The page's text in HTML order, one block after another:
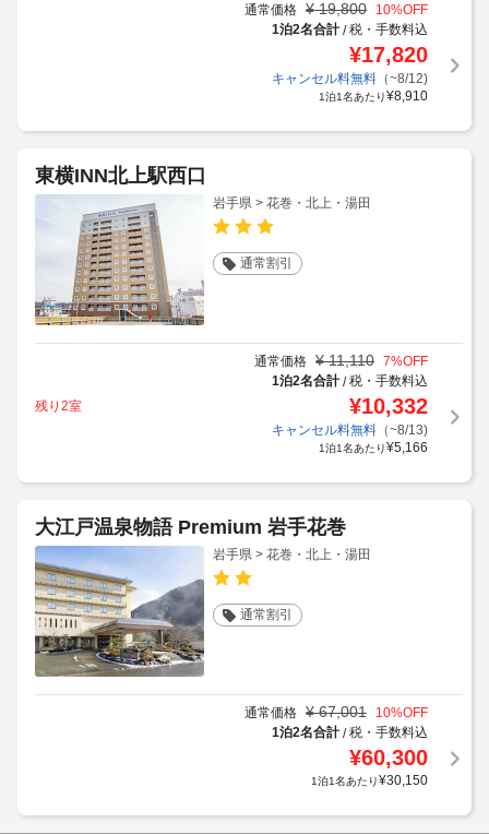
通常価格 ¥ 19,800 10%OFF
1泊2名合計/税・手数料込
¥17,820
キャンセル料無料（~8/12)
1泊1名あたり¥8,910
東横INN北上駅西口
岩手県 > 花巻・北上・湯田
通常割引
通常価格 ¥ 11,110 7%OFF
1泊2名合計/税・手数料込
残り2室
¥10,332
キャンセル料無料（~8/13)
1泊1名あたり¥5,166
大江戸温泉物語 Premium 岩手花巻
岩手県 > 花巻・北上・湯田
通常割引
通常価格 ¥ 67,001 10%OFF
1泊2名合計/税・手数料込
¥60,300
1泊1名あたり¥30,150